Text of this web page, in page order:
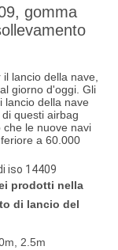
gomma
lancio della nave,
giorno d'oggi. Gli
lancio della nave
questi airbag
che le nuove navi
a 60.000
prodotti nella
di lancio del
2.5m